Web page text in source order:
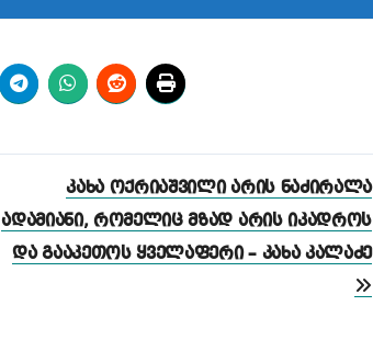
კახა ოქრიაშვილი არის ნაძირალა
ადამიანი, რომელიც მზად არის იკადროს
და გააკეთოს ყველაფერი – კახა კალაძე